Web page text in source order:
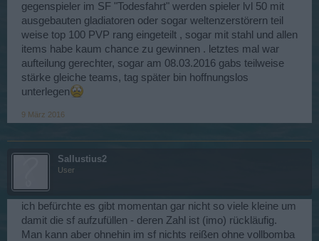
gegenspieler im SF "Todesfahrt" werden spieler lvl 50 mit
ausgebauten gladiatoren oder sogar weltenzerstörern teil
weise top 100 PVP rang eingeteilt , sogar mit stahl und allen
items habe kaum chance zu gewinnen . letztes mal war
aufteilung gerechter, sogar am 08.03.2016 gabs teilweise
stärke gleiche teams, tag später bin hoffnungslos
unterlegen
9 März 2016
Sallustius2
User
ich befürchte es gibt momentan gar nicht so viele kleine um
damit die sf aufzufüllen - deren Zahl ist (imo) rückläufig.
Man kann aber ohnehin im sf nichts reißen ohne vollbomba